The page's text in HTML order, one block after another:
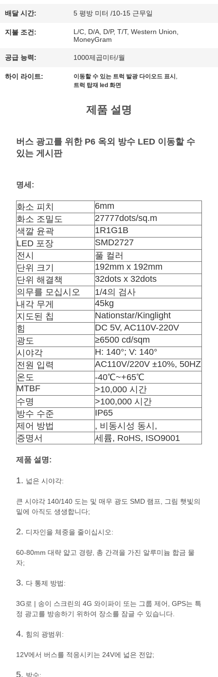
품
관
리
BAIDU
배달 시간: 5 평방 미터 /10-15 근무일
지불 조건:
L/C, D/A, D/P, T/T, Western Union,
MoneyGram
공급 능력: 1000제곱미터/월
하이 라이트: 이동할 수 있는 트럭 발광 다이오드 표시
트럭 탑재 led 화면
제품 설명
버스 광고를 위한 P6 옥외 방수 LED 이동할 수
있는 게시판
명세:
화소 피치
6mm
화소 조밀도
27777dots/sq.m
색깔 윤곽
1R1G1B
LED 포장
SMD2727
전시
풀 컬러
단위 크기
192mm x 192mm
단위 해결책
32dots x 32dots
의무를 모십시오
1/4의 검사
내각 무게
45kg
지도된 칩
Nationstar/Kinglight
힘
DC 5V, AC110V-220V
광도
≥6500 cd/sqm
시야각
H: 140°; V: 140°
전원 입력
AC110V/220V ±10%, 50HZ
온도
-40℃~+65℃
MTBF
>10,000 시간
수명
>100,000 시간
방수 수준
IP65
제어 방법
, 비동시성 동시,
증명서
세륨, RoHS, ISO9001
제품 설명:
1. 넓은 시야각:
큰 시야각 140/140 도는 및 매우 광도 SMD 램프, 그림 햇빛의
밑에 아직도 생생합니다;
2. 디자인을 체중을 줄이십시오:
60-80mm 대략 얇고 경량, 총 간격을 가진 알루미늄 합금 물
자;
3. 다 통제 방법:
3G로 | 송이 스크린의 4G 와이파이 또는 그룹 제어, GPS는 특
정 광고를 방송하기 위하여 장소를 잠글 수 있습니다.
4. 힘의 광범위:
12V에서 버스를 적응시키는 24V에 넓은 전압;
5. 방수: